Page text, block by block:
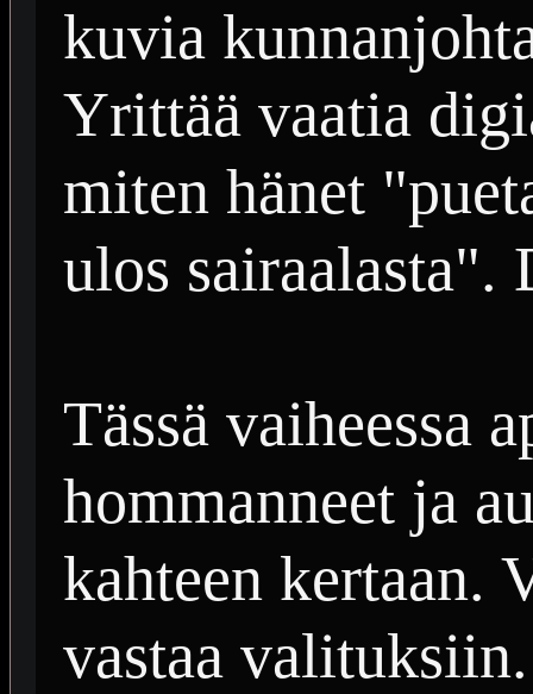
kuvia
Yrittää vaatia
miten hänet
ulos sairaalasta".
Tässä vaiheessa
hommanneet ja
kahteen kertaan.
vastaa